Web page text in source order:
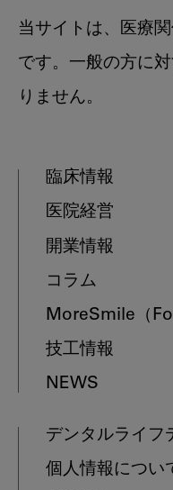
当サイトは、医療
です。一般の方に
りません。
臨床情報
医院経営
開業情報
コラム
MoreSmile （
技工情報
NEWS
デンタルライフ
個人情報につい